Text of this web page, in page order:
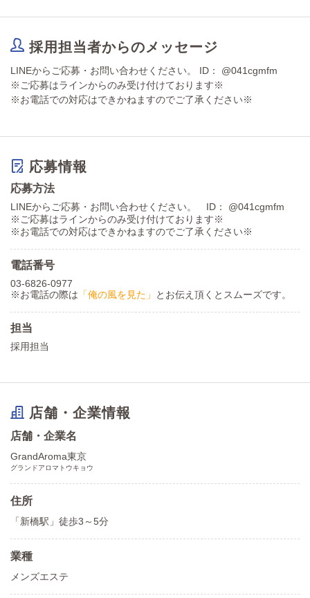
採用担当者からのメッセージ
LINEからご応募・お問い合わせください。 ID： @041cgmfm
※ご応募はラインからのみ受け付けております※
※お電話での対応はできかねますのでご了承ください※
応募情報
応募方法
LINEからご応募・お問い合わせください。 ID： @041cgmfm
※ご応募はラインからのみ受け付けております※
※お電話での対応はできかねますのでご了承ください※
電話番号
03-6826-0977
※お電話の際は 「俺の風を見た」 とお伝え頂くとスムーズです。
担当
採用担当
店舗・企業情報
店舗・企業名
GrandAroma東京
グランドアロマトウキョウ
住所
「新橋駅」徒歩3～5分
業種
メンズエステ